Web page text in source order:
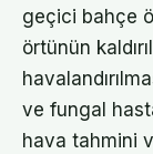
geçici bahçe
örtünün
ve fungal
hava tahmini